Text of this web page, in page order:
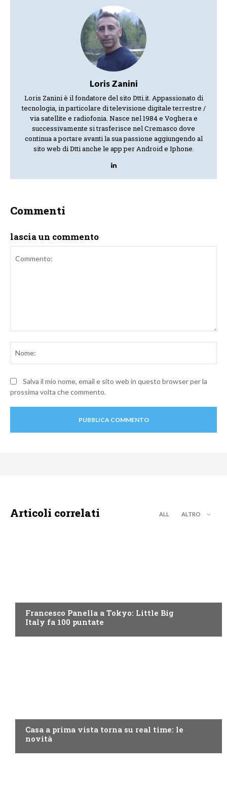
Loris Zanini
Loris Zanini è il fondatore del sito Dtti.it. Appassionato di
tecnologia, in particolare di televisione digitale terrestre /
via satellite e radiofonia. Nasce nel 1984 e Voghera e
successivamente si trasferisce nel Cremasco dove
continua a portare avanti la sua passione aggiungendo al
sito web di Dtti anche le app per Android e Iphone.
Commenti
lascia un commento
Salva il mio nome, email e sito web in questo browser per la
prossima volta che commento.
Articoli correlati ALL ALTRO
Francesco Panella a Tokyo: Little Big
Italy fa 100 puntate
Casa a prima vista torna su real time: le
novità